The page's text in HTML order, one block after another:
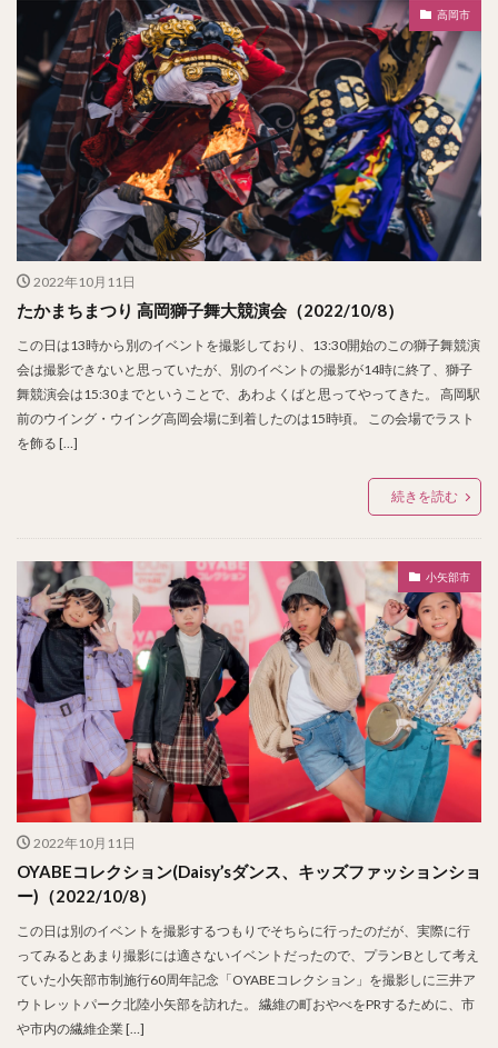
高岡市
2022年10月11日
たかまちまつり 高岡獅子舞大競演会（2022/10/8）
この日は13時から別のイベントを撮影しており、13:30開始のこの獅子舞競演
会は撮影できないと思っていたが、別のイベントの撮影が14時に終了、獅子
舞競演会は15:30までということで、あわよくばと思ってやってきた。 高岡駅
前のウイング・ウイング高岡会場に到着したのは15時頃。 この会場でラスト
を飾る […]
続きを読む
小矢部市
2022年10月11日
OYABEコレクション(Daisy’sダンス、キッズファッションショ
ー)（2022/10/8）
この日は別のイベントを撮影するつもりでそちらに行ったのだが、実際に行
ってみるとあまり撮影には適さないイベントだったので、プランBとして考え
ていた小矢部市制施行60周年記念「OYABEコレクション」を撮影しに三井ア
ウトレットパーク北陸小矢部を訪れた。 繊維の町おやべをPRするために、市
や市内の繊維企業 […]